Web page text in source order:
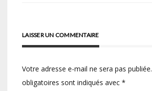
LAISSER UN COMMENTAIRE
Votre adresse e-mail ne sera pas publiée.
obligatoires sont indiqués avec *